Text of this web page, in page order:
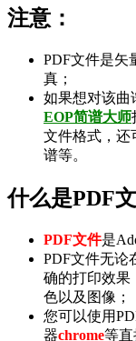
注意：
PDF文件是矢
真；
如果想对该曲
EOP简谱大师
文件格式，还
谱等。
什么是PDF
PDF文件是
PDF文件无论
确的打印效果
色以及图像；
您可以使用
器chrome等直